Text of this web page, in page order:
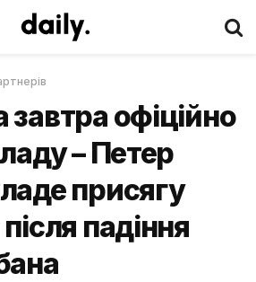
офіційно
– Петер
присягу
падіння